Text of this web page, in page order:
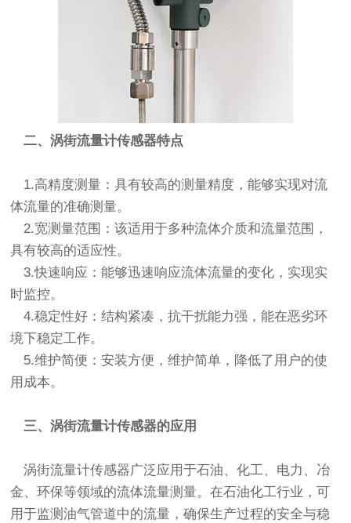
二、涡街流量计传感器特点
1.高精度测量：具有较高的测量精度，能够实现对流
体流量的准确测量。
2.宽测量范围：该适用于多种流体介质和流量范围，
具有较高的适应性。
3.快速响应：能够迅速响应流体流量的变化，实现实
时监控。
4.稳定性好：结构紧凑，抗干扰能力强，能在恶劣环
境下稳定工作。
5.维护简便：安装方便，维护简单，降低了用户的使
用成本。
三、涡街流量计传感器的应用
涡街流量计传感器广泛应用于石油、化工、电力、冶
金、环保等领域的流体流量测量。在石油化工行业，可
用于监测油气管道中的流量，确保生产过程的安全与稳